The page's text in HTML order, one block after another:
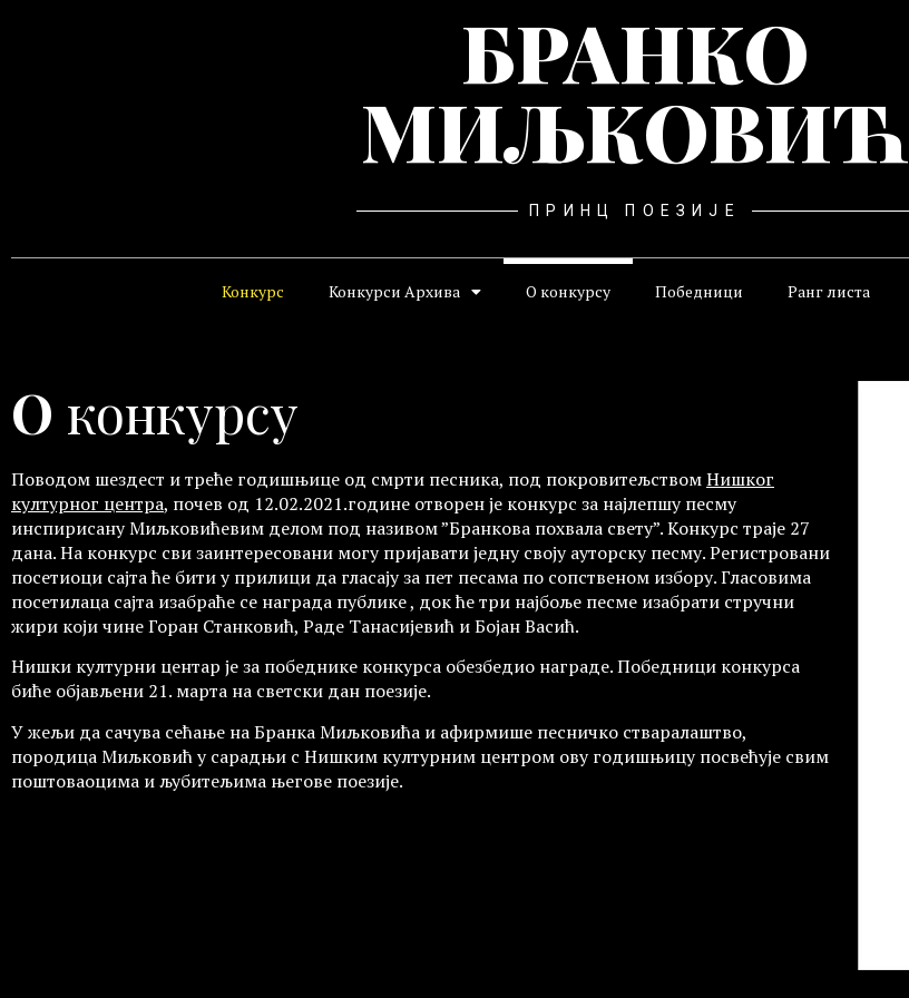
БРАНКО
МИЉКОВИЋ
ПРИНЦ ПОЕЗИЈЕ
Конкурс Конкурси Архива О конкурсу Победници Ранг листа
О конкурсу
Поводом шездест и треће годишњице од смрти песника, под покровитељствомНишког
културног центра, почев од 12.02.2021.године отворен је конкурс за најлепшу песму
инспирисану Миљковићевим делом под називом ”Бранкова похвала свету”. Конкурс траје 27
дана. На конкурс сви заинтересовани могу пријавати једну своју ауторску песму. Регистровани
посетиоци сајта ће бити у прилици да гласају за пет песама по сопственом избору. Гласовима
посетилаца сајта изабраће се награда публике , док ће три најбоље песме изабрати стручни
жири који чине Горан Станковић, Раде Танасијевић и Бојан Васић.
Нишки културни центар је за победнике конкурса обезбедио награде. Победници конкурса
биће објављени 21. марта на светски дан поезије.
У жељи да сачува сећање на Бранка Миљковића и афирмише песничко стваралаштво,
породица Миљковић у сарадњи с Нишким културним центром ову годишњицу посвећује свим
поштоваоцима и љубитељима његове поезије.